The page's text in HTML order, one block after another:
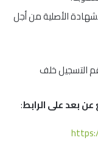
الأصلية من أجل
التسجيل خلف
عن بعد على الرابط: